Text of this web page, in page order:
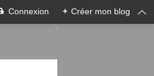
Connexion + Créer mon blog